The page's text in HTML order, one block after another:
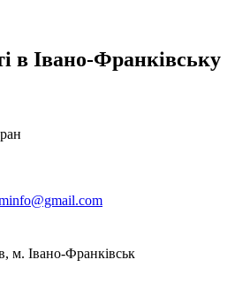
в Івано-Франківську
м. Івано-Франківськ